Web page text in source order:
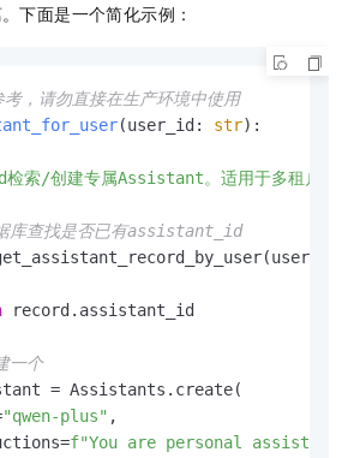
下面是一个简化示例：
，请勿直接在生产环境中使用
(user_id: str):
索/创建专属Assistant。适用于多租户场
库查找是否已有assistant_id
record.assistant_id
一个
= Assistants.create(
"qwen-plus" ,
f"You are personal